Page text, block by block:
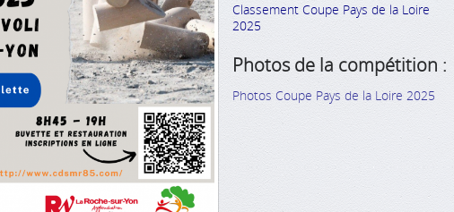
Classement Coupe Pays de la Loire
2025
Photos de la compétition :
Photos Coupe Pays de la Loire 2025